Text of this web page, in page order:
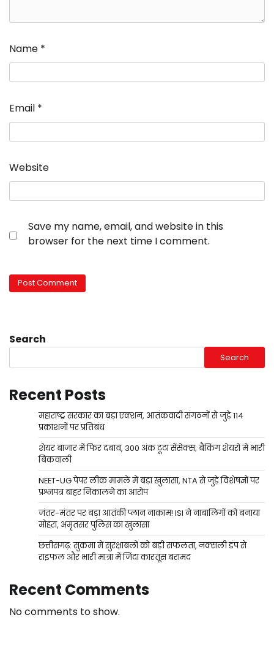
Name *
Email *
Website
Save my name, email, and website in this
browser for the next time I comment.
Search
Search
Recent Posts
महाराष्ट्र सरकार का बड़ा एक्शन, आतंकवादी संगठनों से जुड़े 114
प्रकाशनों पर प्रतिबंध
शेयर बाजार में फिर दबाव, 300 अंक टूटा सेंसेक्स; बैंकिंग शेयरों में भारी
बिकवाली
NEET-UG पेपर लीक मामले में बड़ा खुलासा, NTA से जुड़े विशेषज्ञों पर
प्रश्नपत्र बाहर निकालने का आरोप
जंतर-मंतर पर बड़ा आतंकी प्लान नाकाम! ISI ने नाबालिगों को बनाया
मोहरा, अमृतसर पुलिस का खुलासा
छत्तीसगढ़: सुकमा में सुरक्षाबलों को बड़ी सफलता, नक्सली डंप से
राइफल और भारी मात्रा में जिंदा कारतूस बरामद
Recent Comments
No comments to show.